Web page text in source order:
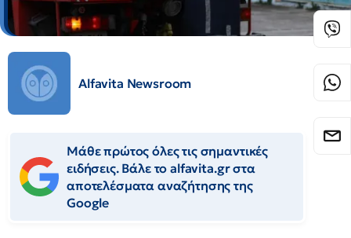
Alfavita Newsroom
Μάθε πρώτος όλες τις σημαντικές
ειδήσεις. Βάλε το alfavita.gr στα
αποτελέσματα αναζήτησης της
Google